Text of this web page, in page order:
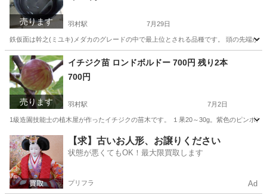
売ります 羽村駅 7月29日
鉄仮面は幹之(ミユキ)メダカのグレードの中で最上位とされる品種です。 頭の先端か
東京 羽村市 羽村駅 鉄仮面
売ります
イチジク苗 ロンドボルドー 700円 残り2本
700円
羽村駅 7月2日
1級造園技能士の植木屋が作ったイチジクの苗木です。 １果20～30g。紫色のピンポ
東京 羽村市 羽村駅 その他 イチジク
【求】古いお人形、お譲りください
状態が悪くてもOK！最大限買取します
プリフラ Ad